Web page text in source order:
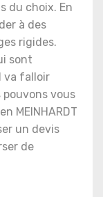
du choix. En
à des
rigides.
sont
va falloir
vous
MEINHARDT
un devis
de